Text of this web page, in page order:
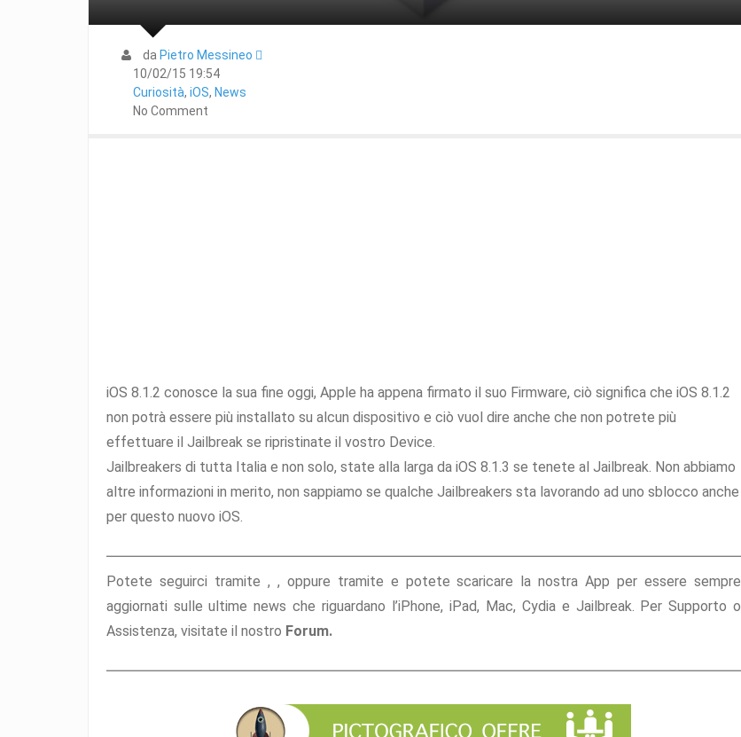
da Pietro Messineo 
10/02/15 19:54
Curiosità, iOS, News
No Comment
iOS 8.1.2 conosce la sua fine oggi, Apple ha appena firmato il suo Firmware, ciò significa che iOS 8.1.2
non potrà essere più installato su alcun dispositivo e ciò vuol dire anche che non potrete più
effettuare il Jailbreak se ripristinate il vostro Device.
Jailbreakers di tutta Italia e non solo, state alla larga da iOS 8.1.3 se tenete al Jailbreak. Non abbiamo
altre informazioni in merito, non sappiamo se qualche Jailbreakers sta lavorando ad uno sblocco anche
per questo nuovo iOS.
Potete seguirci tramite , , oppure tramite e potete scaricare la nostra App per essere sempre
aggiornati sulle ultime news che riguardano l’iPhone, iPad, Mac, Cydia e Jailbreak. Per Supporto o
Assistenza, visitate il nostro Forum.